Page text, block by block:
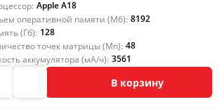
Apple A18
оперативной памяти (Мб): 8192
(Гб): 128
точек матрицы (Мп): 48
аккумулятора (мА/ч): 3561
В корзину